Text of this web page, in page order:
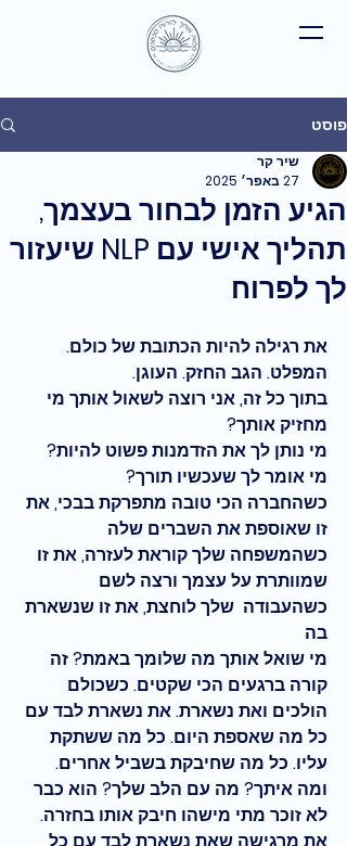
פוסט
הגיע הזמן לבחור בעצמך,
תהליך אישי עם NLP שיעזור
לך לפרוח
שיר קר
27 באפר׳ 2025
את רגילה להיות הכתובת של כולם.
המפלט. הגב החזק. העוגן.
בתוך כל זה, אני רוצה לשאול אותך מי
מחזיק אותך?
מי נותן לך את הזדמנות פשוט להיות?
מי אומר לך שעכשיו תורך?
כשהחברה הכי טובה מתפרקת בבכי, את
זו שאוספת את השברים שלה
כשהמשפחה שלך קוראת לעזרה, את זו
שמוותרת על עצמך ורצה לשם
כשהעבודה  שלך לוחצת, את זו שנשארת
בה
מי שואל אותך מה שלומך באמת? זה
קורה ברגעים הכי שקטים. כשכולם
הולכים ואת נשארת. את נשארת לבד עם
כל מה שאספת היום. כל מה ששתקת
עליו. כל מה שחיבקת בשביל אחרים.
ומה איתך? מה עם הלב שלך? הוא כבר
לא זוכר מתי מישהו חיבק אותו בחזרה.